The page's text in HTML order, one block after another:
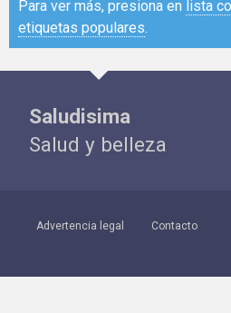
Para ver más, presiona en lista
etiquetas populares.
Saludisima
Salud y belleza
Advertencia legal Contacto